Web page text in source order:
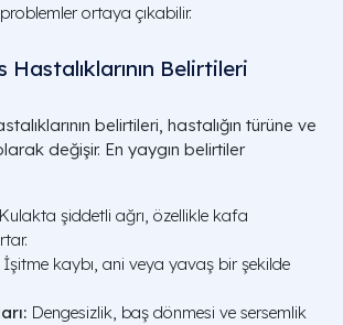
ortaya çıkabilir.
Hastalıklarının Belirtileri
belirtileri, hastalığın türüne ve
değişir. En yaygın belirtiler
Kulakta şiddetli ağrı, özellikle kafa
İşitme kaybı, ani veya yavaş bir şekilde
Dengesizlik, baş dönmesi ve sersemlik